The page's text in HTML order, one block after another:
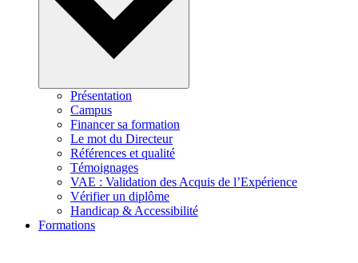
Présentation
Campus
Financer sa formation
Le mot du Directeur
Références et qualité
Témoignages
VAE : Validation des Acquis de l’Expérience
Vérifier un diplôme
Handicap & Accessibilité
Formations